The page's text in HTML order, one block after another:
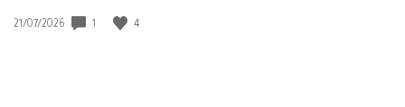
Fecha
21/07/2026 1 4